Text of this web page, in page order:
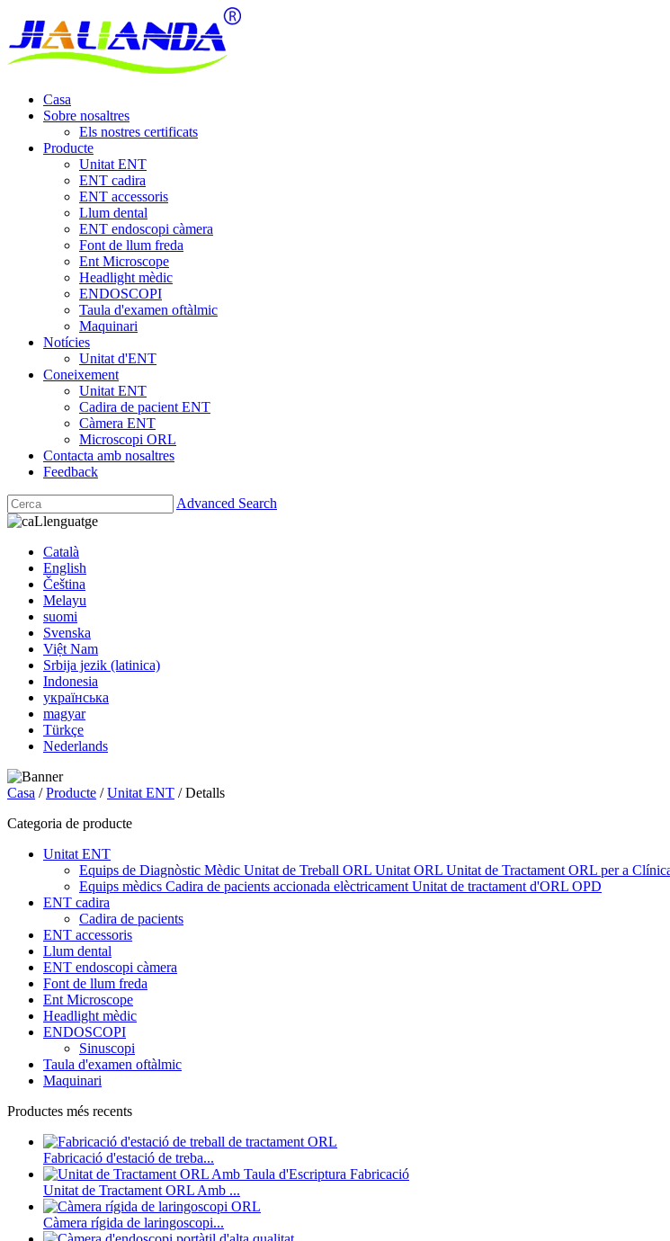
Casa
Sobre nosaltres
Els nostres certificats
Producte
Unitat ENT
ENT cadira
ENT accessoris
Llum dental
ENT endoscopi càmera
Font de llum freda
Ent Microscope
Headlight mèdic
ENDOSCOPI
Taula d'examen oftàlmic
Maquinari
Notícies
Unitat d'ENT
Coneixement
Unitat ENT
Cadira de pacient ENT
Càmera ENT
Microscopi ORL
Contacta amb nosaltres
Feedback
Advanced Search
Llenguatge
Català
English
Čeština
Melayu
suomi
Svenska
Việt Nam
Srbija jezik (latinica)
Indonesia
українська
magyar
Türkçe
Nederlands
Casa /Producte /Unitat ENT / Detalls
Categoria de producte
Unitat ENT
Equips de Diagnòstic Mèdic Unitat de Treball ORL Unitat ORL Unitat de Tractament ORL per a
Equips mèdics Cadira de pacients accionada elèctricament Unitat de tractament d'ORL OPD
ENT cadira
Cadira de pacients
ENT accessoris
Llum dental
ENT endoscopi càmera
Font de llum freda
Ent Microscope
Headlight mèdic
ENDOSCOPI
Sinuscopi
Taula d'examen oftàlmic
Maquinari
Productes més recents
Fabricació d'estació de treba...
Unitat de Tractament ORL Amb ...
Càmera rígida de laringoscopi...